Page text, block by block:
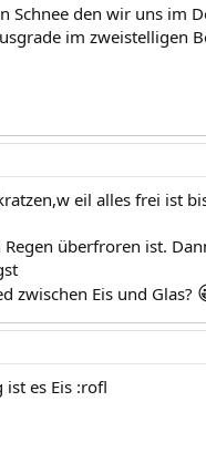
Schnee den wir uns im
im zweistelligen
eil alles frei ist
überfroren ist.
zwischen Eis und Glas?
es Eis :rofl